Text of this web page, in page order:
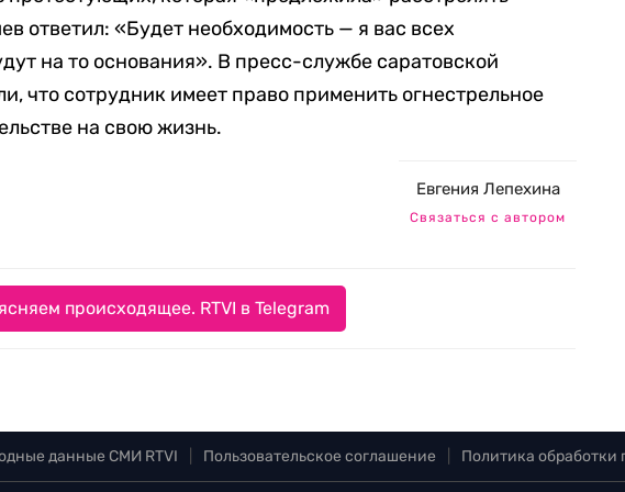
ответил: «Будет необходимость — я вас всех
на то основания». В пресс-службе саратовской
что сотрудник имеет право применить огнестрельное
на свою жизнь.
Евгения Лепехина
Связаться с автором
происходящее. RTVI в Telegram
данные СМИ RTVI Пользовательское соглашение Политика